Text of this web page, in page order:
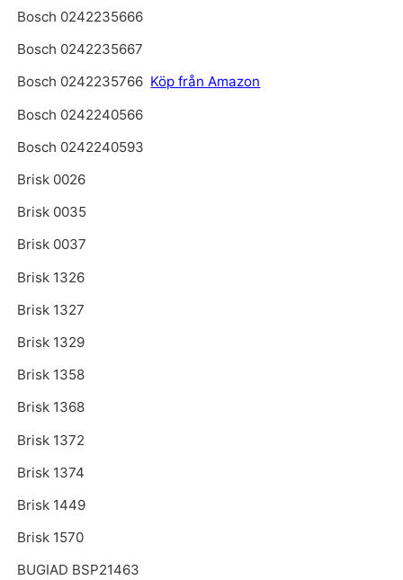
Bosch 0242235666
Bosch 0242235667
Bosch 0242235766 Köp från Amazon
Bosch 0242240566
Bosch 0242240593
Brisk 0026
Brisk 0035
Brisk 0037
Brisk 1326
Brisk 1327
Brisk 1329
Brisk 1358
Brisk 1368
Brisk 1372
Brisk 1374
Brisk 1449
Brisk 1570
BUGIAD BSP21463